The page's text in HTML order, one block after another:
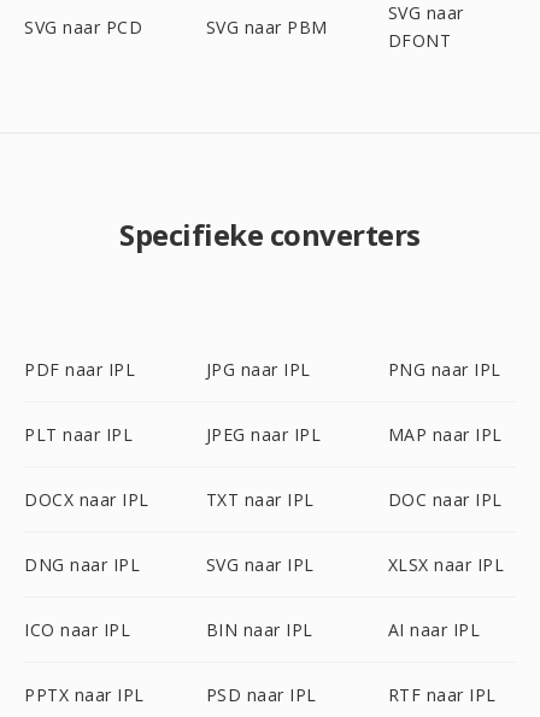
SVG naar PCD SVG naar PBM
SVG naar
DFONT
Specifieke converters
PDF naar IPL JPG naar IPL PNG naar IPL
PLT naar IPL JPEG naar IPL MAP naar IPL
DOCX naar IPL TXT naar IPL DOC naar IPL
DNG naar IPL SVG naar IPL XLSX naar IPL
ICO naar IPL BIN naar IPL AI naar IPL
PPTX naar IPL PSD naar IPL RTF naar IPL